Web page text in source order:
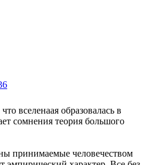
вселенаая образовалась в
сомнения теория большого
принимаемые человечеством